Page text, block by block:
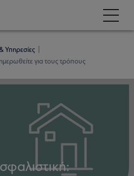
Υπηρεσίες
για τους τρόπους